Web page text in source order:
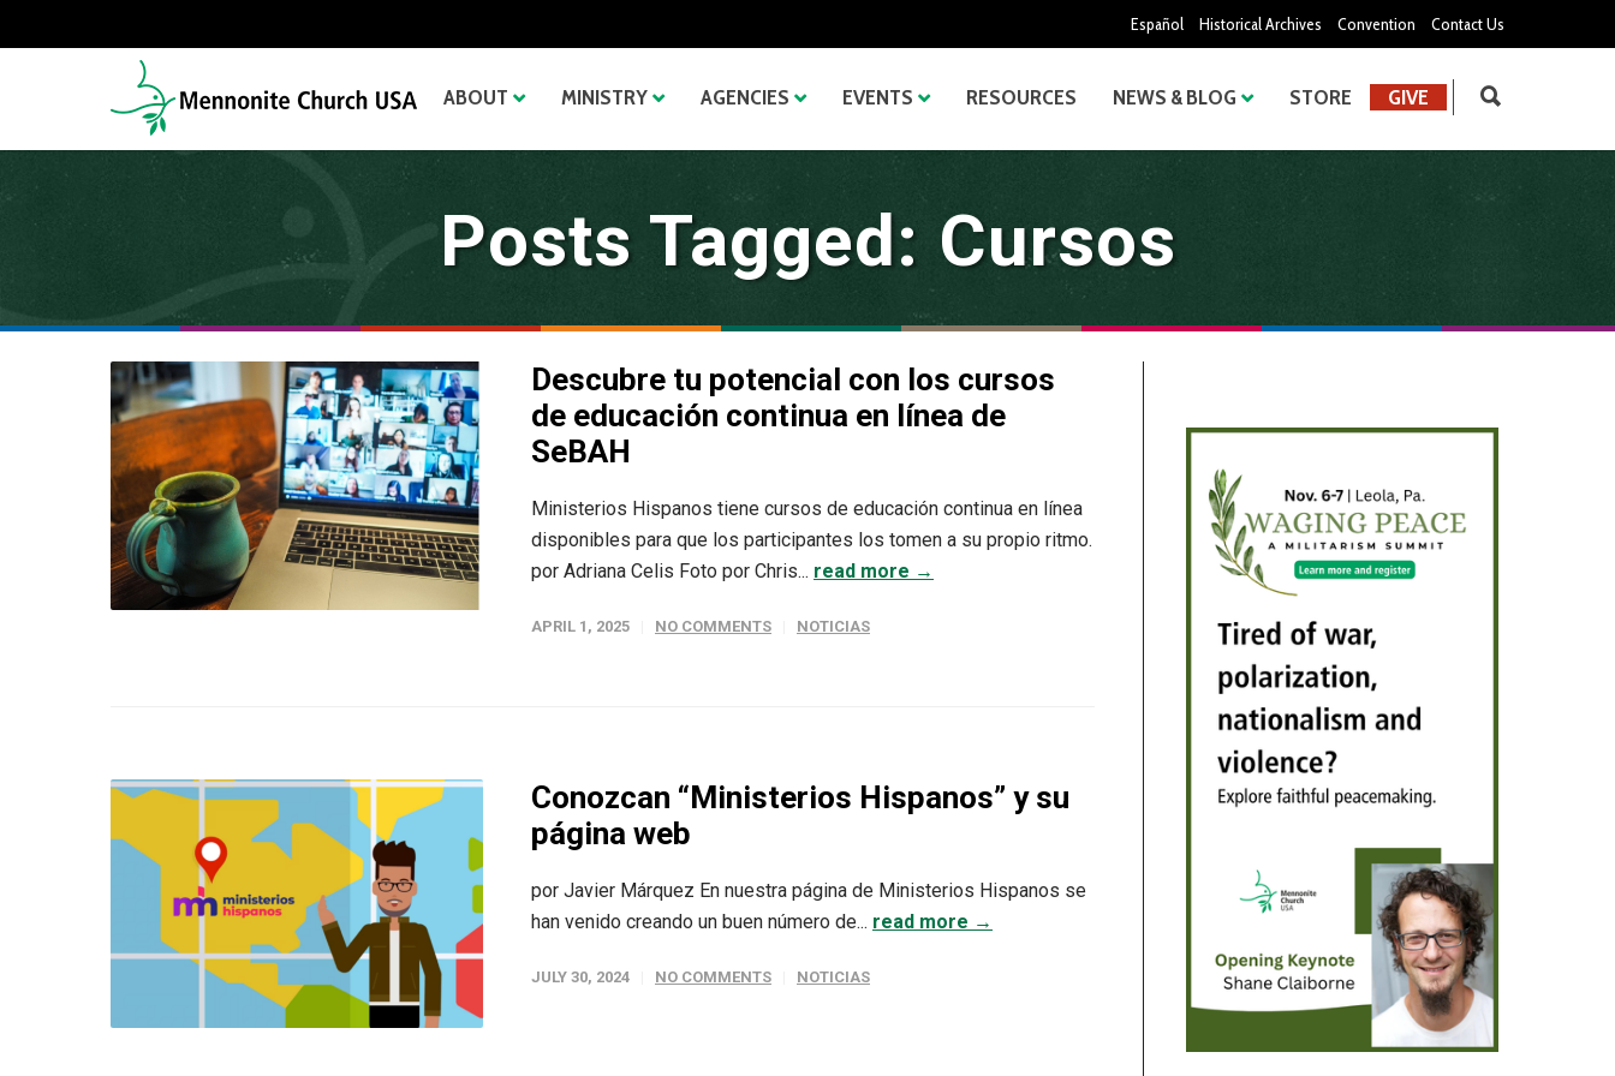
Español Historical Archives Convention Contact Us
ABOUT MINISTRY AGENCIES EVENTS RESOURCES NEWS & BLOG STORE GIVE
Posts Tagged: Cursos
Descubre tu potencial con los cursos
de educación continua en línea de
SeBAH
Ministerios Hispanos tiene cursos de educación continua en línea
disponibles para que los participantes los tomen a su propio ritmo.
por Adriana Celis Foto por Chris... read more →
APRIL 1, 2025 NO COMMENTS NOTICIAS
Conozcan “Ministerios Hispanos” y su
página web
por Javier Márquez En nuestra página de Ministerios Hispanos se
han venido creando un buen número de... read more →
JULY 30, 2024 NO COMMENTS NOTICIAS